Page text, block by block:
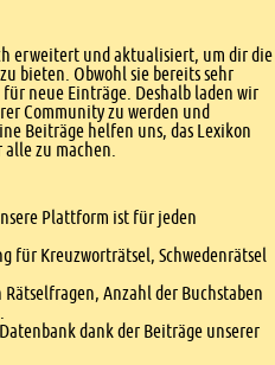
erweitert und aktualisiert, um dir die
bieten. Obwohl sie bereits sehr
neue Einträge. Deshalb laden wir
Community zu werden und
Beiträge helfen uns, das Lexikon
zu machen.
Plattform ist für jeden
für Kreuzworträtsel, Schwedenrätsel
Anzahl der Buchstaben
dank der Beiträge unserer